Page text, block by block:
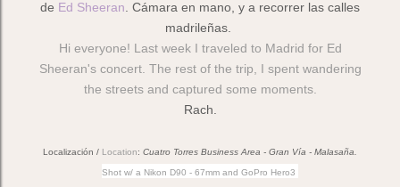
de Ed Sheeran. Cámara en mano, y a recorrer las calles
madrileñas.
Hi everyone! Last week I traveled to Madrid for Ed
Sheeran's concert. The rest of the trip, I spent wandering
the streets and captured some moments.
Rach.
Localización / Location: Cuatro Torres Business Area - Gran Vía - Malasaña.
Shot w/ a Nikon D90 - 67mm and GoPro Hero3